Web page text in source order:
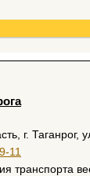
г. Таганрог,
11
транспорта